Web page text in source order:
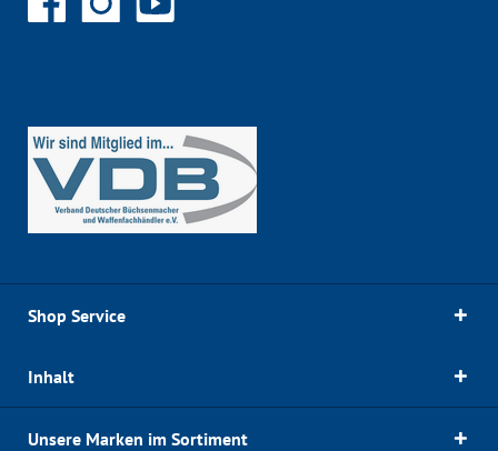
Shop Service
Inhalt
Unsere Marken im Sortiment